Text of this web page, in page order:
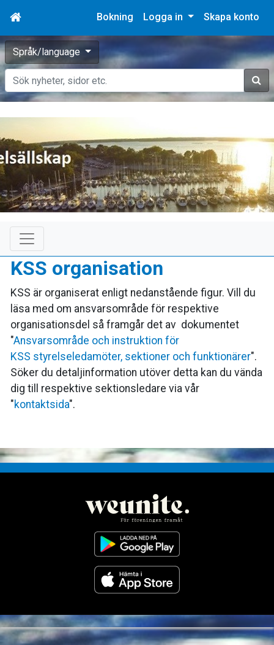
Bokning Logga in Skapa konto
Språk/language
Sök
KSS organisation
KSS är organiserat enligt nedanstående figur. Vill du
läsa med om ansvarsområde för respektive
organisationsdel så framgår det av dokumentet
"Ansvarsområde och instruktion för
KSS styrelseledamöter, sektioner och funktionärer".
Söker du detaljinformation utöver detta kan du vända
dig till respektive sektionsledare via vår
"kontaktsida".